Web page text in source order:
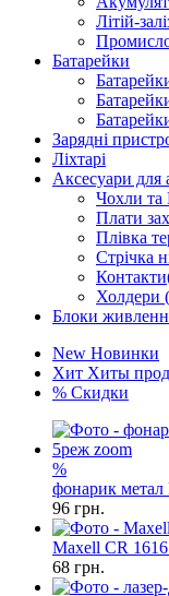
Літій-
Батарейки
Зарядні
Ліхтарі
Аксесуари для
Чохли та
Плати
Плівка
Стрічка
Холдери
Блоки
New Новинки
Хит Хиты
% Скидки
%
фонарик
96 грн.
Maxell CR
68 грн.